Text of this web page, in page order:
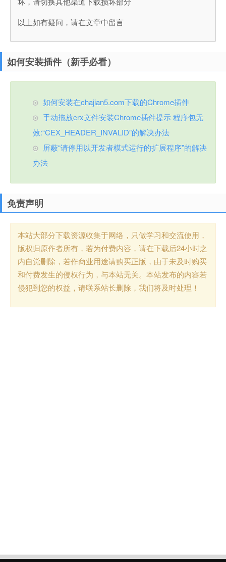
以上如有疑问，请在文章中留言
如何安装插件（新手必看）
如何安装在chajian5.com下载的Chrome插件
手动拖放crx文件安装Chrome插件提示 程序包无
效:“CEX_HEADER_INVALID”的解决办法
屏蔽“请停用以开发者模式运行的扩展程序”的解决
办法
免责声明
本站大部分下载资源收集于网络，只做学习和交流使用，
版权归原作者所有，若为付费内容，请在下载后24小时之
内自觉删除，若作商业用途请购买正版，由于未及时购买
和付费发生的侵权行为，与本站无关。本站发布的内容若
侵犯到您的权益，请联系站长删除，我们将及时处理！